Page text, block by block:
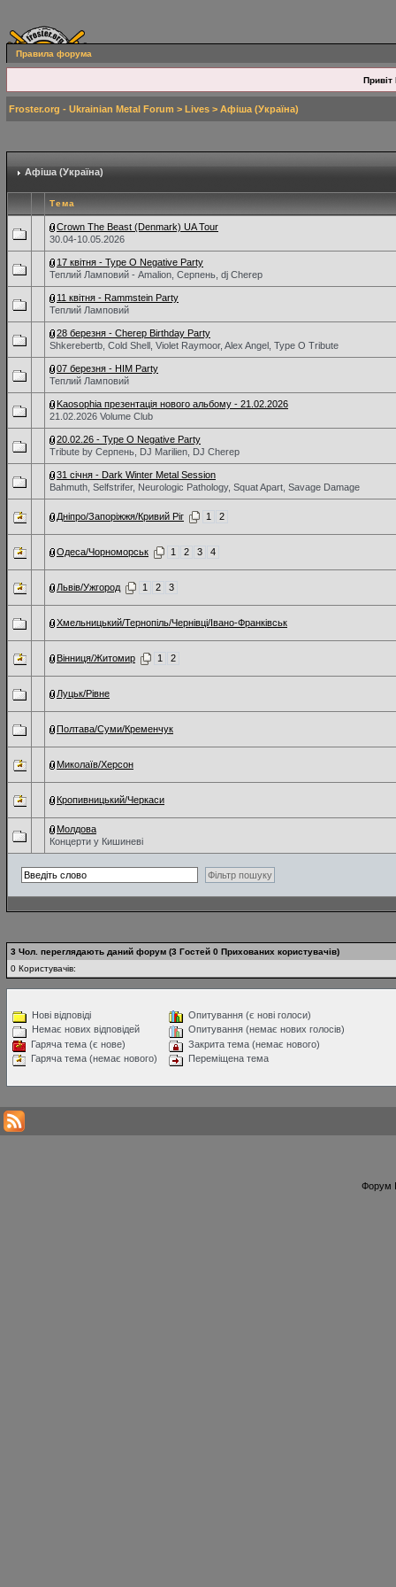
Правила форума
Привіт
Froster.org - Ukrainian Metal Forum > Lives > Афіша (Україна)
Афіша (Україна)
Тема
Crown The Beast (Denmark) UA Tour
30.04-10.05.2026
17 квітня - Type O Negative Party
Теплий Ламповий - Amalion, Серпень, dj Cherep
11 квітня - Rammstein Party
Теплий Ламповий
28 березня - Cherep Birthday Party
Shkerebertb, Cold Shell, Violet Raymoor, Alex Angel, Type O Tribute
07 березня - HIM Party
Теплий Ламповий
Kaosophia презентація нового альбому - 21.02.2026
21.02.2026 Volume Club
20.02.26 - Type O Negative Party
Tribute by Серпень, DJ Marilien, DJ Cherep
31 січня - Dark Winter Metal Session
Bahmuth, Selfstrifer, Neurologic Pathology, Squat Apart, Savage Damage
Дніпро/Запоріжжя/Кривий Ріг 1 2
Одеса/Чорноморськ 1 2 3 4
Львів/Ужгород 1 2 3
Хмельницький/Тернопіль/Чернівці/Івано-Франківськ
Вінниця/Житомир 1 2
Луцьк/Рівне
Полтава/Суми/Кременчук
Миколаїв/Херсон
Кропивницький/Черкаси
Молдова
Концерти у Кишиневі
3 Чол. переглядають даний форум (3 Гостей 0 Прихованих користувачів)
0 Користувачів:
Нові відповіді
Немає нових відповідей
Гаряча тема (є нове)
Гаряча тема (немає нового)
Опитування (є нові голоси)
Опитування (немає нових голосів)
Закрита тема (немає нового)
Переміщена тема
Форум